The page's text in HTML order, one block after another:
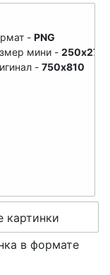
- PNG
мини - 250x270
- 750x810
в формате